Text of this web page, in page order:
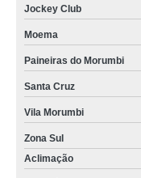
Jockey Club
Moema
Paineiras do Morumbi
Santa Cruz
Vila Morumbi
Zona Sul
Aclimação